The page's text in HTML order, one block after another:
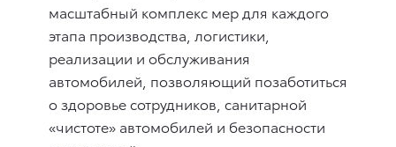
масштабный комплекс мер для каждого
этапа производства, логистики,
реализации и обслуживания
автомобилей, позволяющий позаботиться
о здоровье сотрудников, санитарной
«чистоте» автомобилей и безопасности